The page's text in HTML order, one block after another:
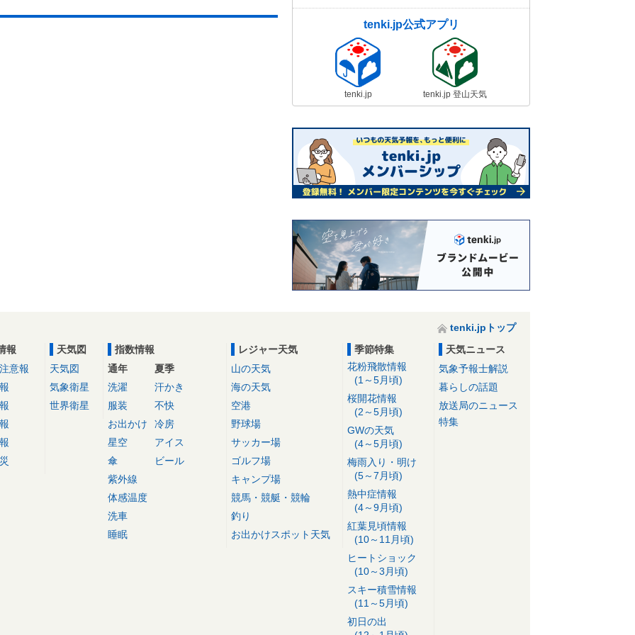
tenki.jp公式アプリ
tenki.jp tenki.jp 登山天気
tenki.jpトップ
報
意報
天気図
天気図
気象衛星
世界衛星
指数情報
通年
洗濯
服装
お出かけ
星空
傘
紫外線
体感温度
洗車
睡眠
夏季
汗かき
不快
冷房
アイス
ビール
レジャー天気
山の天気
海の天気
空港
野球場
サッカー場
ゴルフ場
キャンプ場
競馬・競艇・競輪
釣り
お出かけスポット天気
季節特集
花粉飛散情報
(1～5月頃)
桜開花情報
(2～5月頃)
GWの天気
(4～5月頃)
梅雨入り・明け
(5～7月頃)
熱中症情報
(4～9月頃)
紅葉見頃情報
(10～11月頃)
ヒートショック
(10～3月頃)
スキー積雪情報
(11～5月頃)
初日の出
天気ニュース
気象予報士解説
暮らしの話題
放送局のニュース
特集